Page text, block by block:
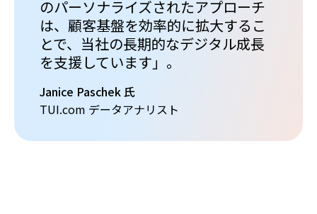
のパーソナライズされたアプローチ
は、顧客基盤を効率的に拡大するこ
とで、当社の長期的なデジタル成長
を支援しています」。
Janice Paschek 氏
TUI.com データアナリスト